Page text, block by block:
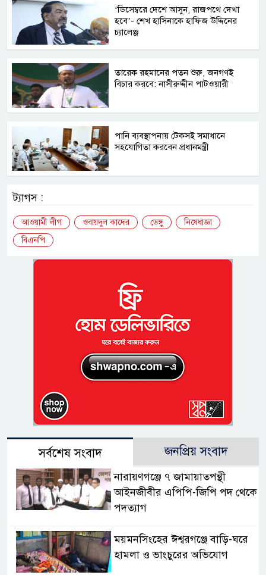
‘ডিসেম্বরে দেশে আসুন, রাজপথে দেখা
হবে’- শেখ হাসিনাকে হাফিজ উদ্দিনের
চ্যালেঞ্জ
তারেক রহমানের পতন শুরু, জনগণই
বিচার করবে: নাসীরুদ্দীন পাটওয়ারী
পানি ব্যবস্থাপনায় টেকসই সমাধানে
সহযোগিতা করবেন প্রধানমন্ত্রী
ট্যাগস :
আওয়ামী লীগ ওবায়দুল কাদের ডেঙ্গু
নিষেধাজ্ঞা
বিএনপি
সর্বশেষ সংবাদ জনপ্রিয় সংবাদ
নারায়ণগঞ্জে ৭ জামায়াতপন্থী
আইনজীবীর এপিপি-জিপি পদ থেকে
পদত্যাগ
ময়মনসিংহের ঈশ্বরগঞ্জে বাড়ি-ঘরে
হামলা ও ভাংচুরের অভিযোগ